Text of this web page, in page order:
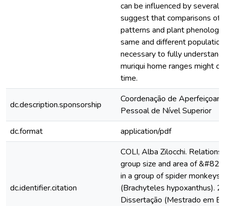
can be influenced by several
suggest that comparisons of
patterns and plant
same and different
necessary to fully
muriqui home ranges might
time.
dc.description.sponsorship
Coordenação de
Pessoal de Nível Superior
dc.format
application/pdf
dc.identifier.citation
COLI, Alba Zilocchi.
group size and area of
in a group of spider
(Brachyteles hypoxanthus).
Dissertação (Mestrado em